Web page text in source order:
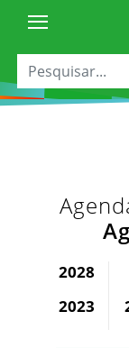
2028
2023